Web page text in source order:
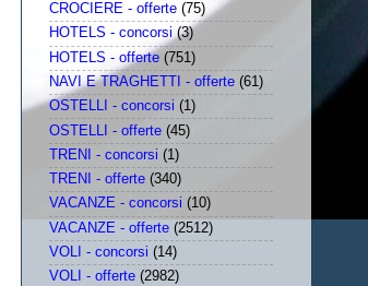
CROCIERE - offerte (75)
HOTELS - concorsi (3)
HOTELS - offerte (751)
NAVI E TRAGHETTI - offerte (61)
OSTELLI - concorsi (1)
OSTELLI - offerte (45)
TRENI - concorsi (1)
TRENI - offerte (340)
VACANZE - concorsi (10)
VACANZE - offerte (2512)
VOLI - concorsi (14)
VOLI - offerte (2982)